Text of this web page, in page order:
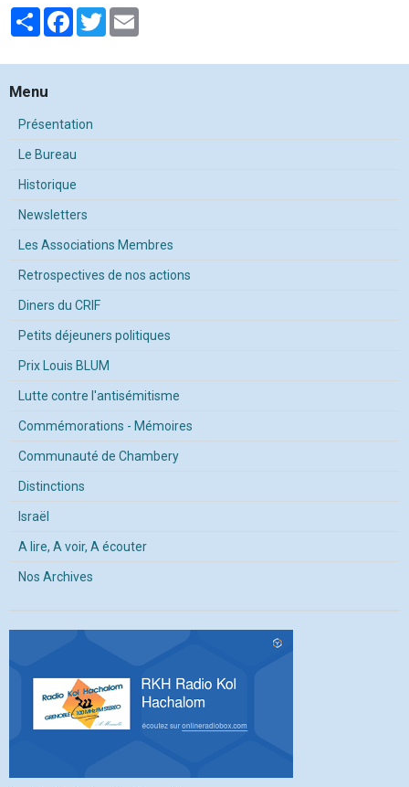
PartagerFacebook
Twitter
Menu
Présentation
Le Bureau
Historique
Newsletters
Les Associations Membres
Retrospectives de nos actions
Diners du CRIF
Petits déjeuners politiques
Prix Louis BLUM
Lutte contre l'antisémitisme
Commémorations - Mémoires
Communauté de Chambery
Distinctions
Israël
A lire, A voir, A écouter
Nos Archives